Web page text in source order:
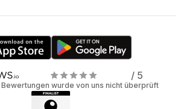
/ 5
wurde von uns nicht überprüft